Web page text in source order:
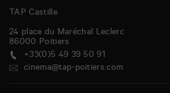
TAP Castille
24 place du Maréchal Leclerc
86000 Poitiers
+33(0)5 49 39 50 91
cinema@tap-poitiers.com